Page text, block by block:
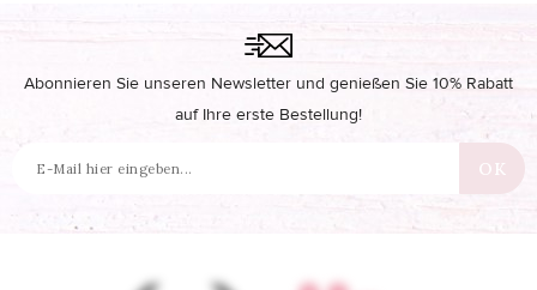
Abonnieren Sie unseren Newsletter und genießen Sie 10% Rabatt
auf Ihre erste Bestellung!